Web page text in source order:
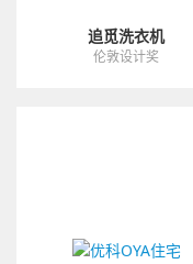
追觅洗衣机
伦敦设计奖